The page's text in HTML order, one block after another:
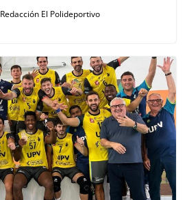
Redacción El Polideportivo